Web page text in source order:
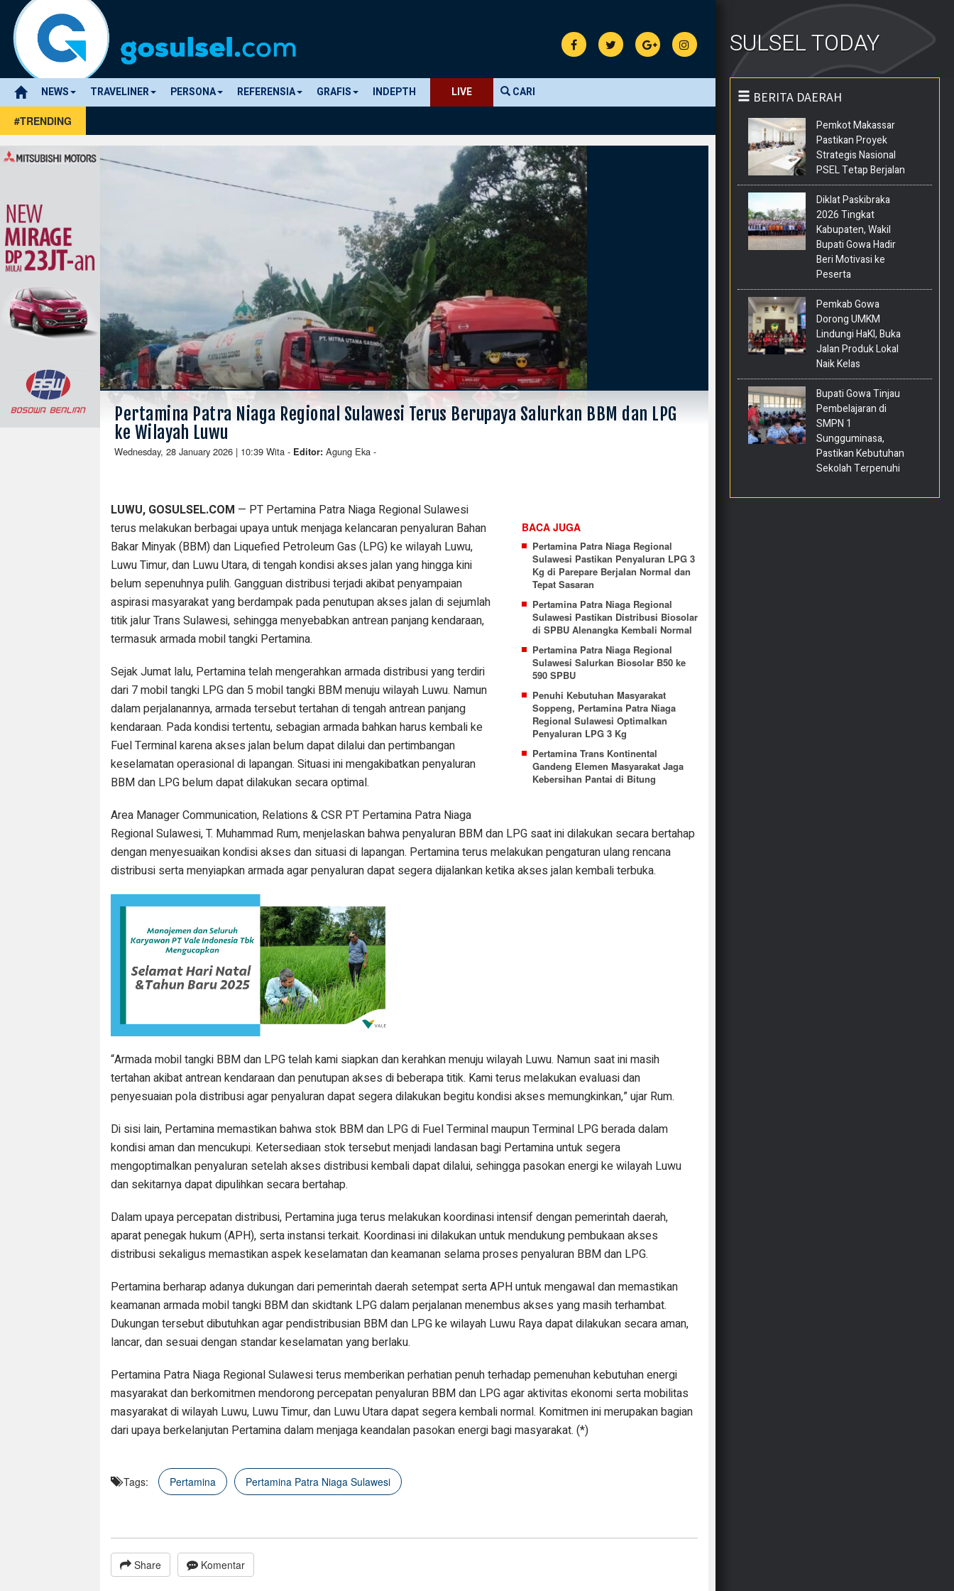
NEWS TRAVELINER PERSONA REFERENSIA GRAFIS INDEPTH LIVE CARI
#TRENDING
Pertamina Patra Niaga Regional Sulawesi Terus Berupaya Salurkan BBM dan LPG
ke Wilayah Luwu
Wednesday, 28 January 2026 | 10:39 Wita - Editor:Agung Eka -
BACA JUGA
Pertamina Patra Niaga Regional
Sulawesi Pastikan Penyaluran LPG 3
Kg di Parepare Berjalan Normal dan
Tepat Sasaran
Pertamina Patra Niaga Regional
Sulawesi Pastikan Distribusi Biosolar
di SPBU Alenangka Kembali Normal
Pertamina Patra Niaga Regional
Sulawesi Salurkan Biosolar B50 ke
590 SPBU
Penuhi Kebutuhan Masyarakat
Soppeng, Pertamina Patra Niaga
Regional Sulawesi Optimalkan
Penyaluran LPG 3 Kg
Pertamina Trans Kontinental
Gandeng Elemen Masyarakat Jaga
Kebersihan Pantai di Bitung
LUWU, GOSULSEL.COM — PT Pertamina Patra Niaga Regional Sulawesi
terus melakukan berbagai upaya untuk menjaga kelancaran penyaluran Bahan
Bakar Minyak (BBM) dan Liquefied Petroleum Gas (LPG) ke wilayah Luwu,
Luwu Timur, dan Luwu Utara, di tengah kondisi akses jalan yang hingga kini
belum sepenuhnya pulih. Gangguan distribusi terjadi akibat penyampaian
aspirasi masyarakat yang berdampak pada penutupan akses jalan di sejumlah
titik jalur Trans Sulawesi, sehingga menyebabkan antrean panjang kendaraan,
termasuk armada mobil tangki Pertamina.
Sejak Jumat lalu, Pertamina telah mengerahkan armada distribusi yang terdiri
dari 7 mobil tangki LPG dan 5 mobil tangki BBM menuju wilayah Luwu. Namun
dalam perjalanannya, armada tersebut tertahan di tengah antrean panjang
kendaraan. Pada kondisi tertentu, sebagian armada bahkan harus kembali ke
Fuel Terminal karena akses jalan belum dapat dilalui dan pertimbangan
keselamatan operasional di lapangan. Situasi ini mengakibatkan penyaluran
BBM dan LPG belum dapat dilakukan secara optimal.
Area Manager Communication, Relations & CSR PT Pertamina Patra Niaga
Regional Sulawesi, T. Muhammad Rum, menjelaskan bahwa penyaluran BBM dan LPG saat ini dilakukan secara bertahap
dengan menyesuaikan kondisi akses dan situasi di lapangan. Pertamina terus melakukan pengaturan ulang rencana
distribusi serta menyiapkan armada agar penyaluran dapat segera dijalankan ketika akses jalan kembali terbuka.
“Armada mobil tangki BBM dan LPG telah kami siapkan dan kerahkan menuju wilayah Luwu. Namun saat ini masih
tertahan akibat antrean kendaraan dan penutupan akses di beberapa titik. Kami terus melakukan evaluasi dan
penyesuaian pola distribusi agar penyaluran dapat segera dilakukan begitu kondisi akses memungkinkan,” ujar Rum.
Di sisi lain, Pertamina memastikan bahwa stok BBM dan LPG di Fuel Terminal maupun Terminal LPG berada dalam
kondisi aman dan mencukupi. Ketersediaan stok tersebut menjadi landasan bagi Pertamina untuk segera
mengoptimalkan penyaluran setelah akses distribusi kembali dapat dilalui, sehingga pasokan energi ke wilayah Luwu
dan sekitarnya dapat dipulihkan secara bertahap.
Dalam upaya percepatan distribusi, Pertamina juga terus melakukan koordinasi intensif dengan pemerintah daerah,
aparat penegak hukum (APH), serta instansi terkait. Koordinasi ini dilakukan untuk mendukung pembukaan akses
distribusi sekaligus memastikan aspek keselamatan dan keamanan selama proses penyaluran BBM dan LPG.
Pertamina berharap adanya dukungan dari pemerintah daerah setempat serta APH untuk mengawal dan memastikan
keamanan armada mobil tangki BBM dan skidtank LPG dalam perjalanan menembus akses yang masih terhambat.
Dukungan tersebut dibutuhkan agar pendistribusian BBM dan LPG ke wilayah Luwu Raya dapat dilakukan secara aman,
lancar, dan sesuai dengan standar keselamatan yang berlaku.
Pertamina Patra Niaga Regional Sulawesi terus memberikan perhatian penuh terhadap pemenuhan kebutuhan energi
masyarakat dan berkomitmen mendorong percepatan penyaluran BBM dan LPG agar aktivitas ekonomi serta mobilitas
masyarakat di wilayah Luwu, Luwu Timur, dan Luwu Utara dapat segera kembali normal. Komitmen ini merupakan bagian
dari upaya berkelanjutan Pertamina dalam menjaga keandalan pasokan energi bagi masyarakat. (*)
Tags: Pertamina Pertamina Patra Niaga Sulawesi
Komentar
Share
SULSEL TODAY
BERITA DAERAH
Pemkot Makassar
Pastikan Proyek
Strategis Nasional
PSEL Tetap Berjalan
Diklat Paskibraka
2026 Tingkat
Kabupaten, Wakil
Bupati Gowa Hadir
Beri Motivasi ke
Peserta
Pemkab Gowa
Dorong UMKM
Lindungi HaKI, Buka
Jalan Produk Lokal
Naik Kelas
Bupati Gowa Tinjau
Pembelajaran di
SMPN 1
Sungguminasa,
Pastikan Kebutuhan
Sekolah Terpenuhi